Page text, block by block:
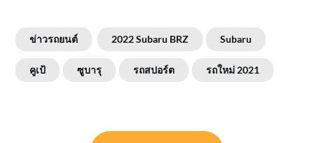
ข่าวรถยนต์ 2022 Subaru BRZ Subaru
คูเป้ ซูบารุ รถสปอร์ต รถใหม่ 2021